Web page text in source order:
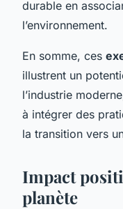
durable en
l’environnement.
En somme, ces
illustrent un
l’industrie
à intégrer des
la transition vers
Impact
planète